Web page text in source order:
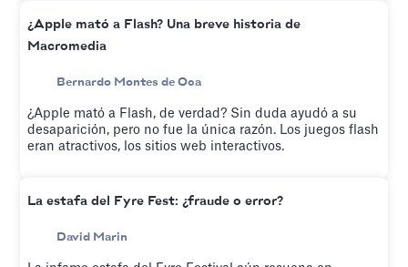
¿Apple mató a Flash? Una breve historia de
Macromedia
Bernardo Montes de Oca
¿Apple mató a Flash, de verdad? Sin duda ayudó a su
desaparición, pero no fue la única razón. Los juegos flash
eran atractivos, los sitios web interactivos.
La estafa del Fyre Fest: ¿fraude o error?
David Marin